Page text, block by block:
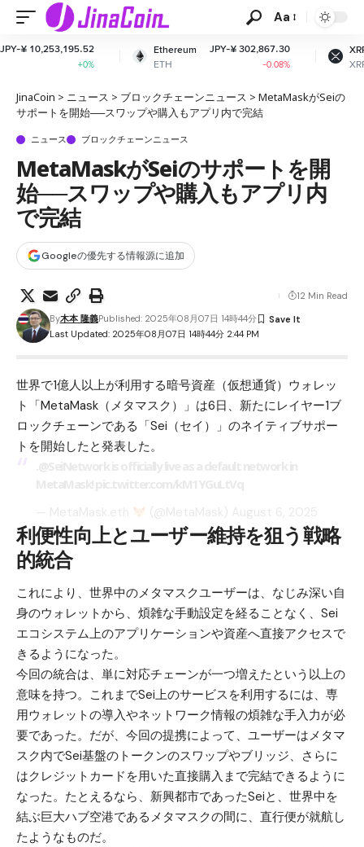
Aa
Ethereum
JPY-¥ 302,867.30
-0.08%
XRP
XRP
JPY-¥ 164.31
+0.58%
JinaCoin > ニュース > ブロックチェーンニュース > MetaMaskがSeiの
サポートを開始──スワップや購入もアプリ内で完結
ニュース ブロックチェーンニュース
MetaMaskがSeiのサポートを開
始──スワップや購入もアプリ内
で完結
Googleの優先する情報源に追加
Last Updated: 2025年08月07日 14時44分 2:44 PM
By木本 隆義Published: 2025年08月07日 14時44分
12 Min Read
世界で1億人以上が利用する暗号資産（仮想通貨）ウォレッ
ト「MetaMask（メタマスク） 」は6日、新たにレイヤー1ブ
ロックチェーンである「Sei（セイ）」のネイティブサポー
トを開始したと発表した。
利便性向上とユーザー維持を狙う戦略
的統合
これにより、世界中のメタマスクユーザーは、なじみ深い自
身のウォレットから、煩雑な手動設定を経ることなく、Sei
エコシステム上のアプリケーションや資産へ直接アクセスで
きるようになった。
今回の統合は、単に対応チェーンが一つ増えたという以上の
意味を持つ。これまでSei上のサービスを利用するには、専
用ウォレットの導入やネットワーク情報の煩雑な手入力が必
要であった。だが、今回の提携によって、ユーザーはメタマ
スク内でSei基盤のトークンのスワップやブリッジ、さらに
はクレジットカードを用いた直接購入まで完結できるように
なった。たとえるなら、新興都市であったSeiと、世界中を
結ぶ巨大ハブ空港であるメタマスクの間に、直行便が就航し
たようなものだ。